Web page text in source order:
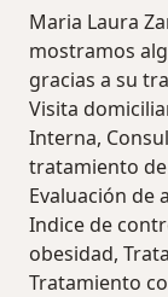
Maria Laura
mostramos
gracias a su
Visita
Interna,
tratamiento
Evaluación de
Indice de
obesidad,
Tratamiento